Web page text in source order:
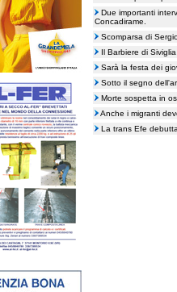
Due importanti
Concadirame.
Scomparsa di
Il Barbiere di
Sarà la festa dei
Sotto il segno
Morte sospetta in
Anche i migranti
La trans Efe